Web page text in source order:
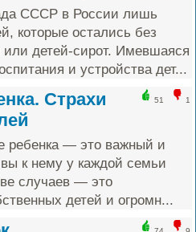
СССР в России лишь
которые остались без
или детей-сирот. Имевшаяся
и устройства дет...
51 1
Страхи
ребенка — это важный и
к нему у каждой семьи
случаев — это
детей и огромн...